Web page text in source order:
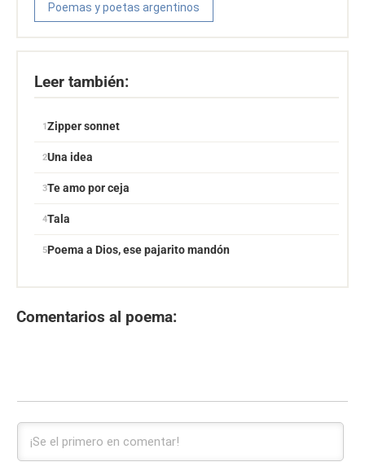
Poemas y poetas argentinos
Leer también:
Zipper sonnet
Una idea
Te amo por ceja
Tala
Poema a Dios, ese pajarito mandón
Comentarios al poema: